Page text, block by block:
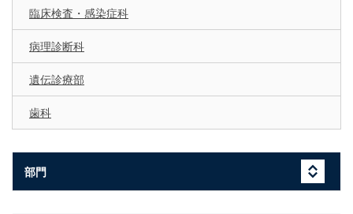
臨床検査・感染症科
病理診断科
遺伝診療部
歯科
部門